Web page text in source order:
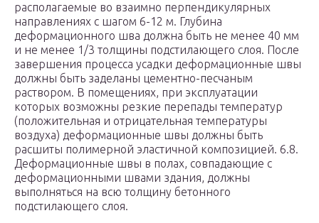
располагаемые во взаимно перпендикулярных
направлениях с шагом 6-12 м. Глубина
деформационного шва должна быть не менее 40 мм
и не менее 1/3 толщины подстилающего слоя. После
завершения процесса усадки деформационные швы
должны быть заделаны цементно-песчаным
раствором. В помещениях, при эксплуатации
которых возможны резкие перепады температур
(положительная и отрицательная температуры
воздуха) деформационные швы должны быть
расшиты полимерной эластичной композицией. 6.8.
Деформационные швы в полах, совпадающие с
деформационными швами здания, должны
выполняться на всю толщину бетонного
подстилающего слоя.